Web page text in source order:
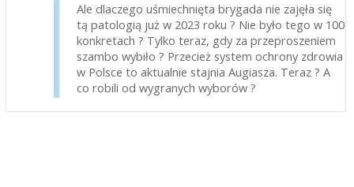
Ale dlaczego uśmiechnięta brygada nie zajęła się
tą patologią już w 2023 roku ? Nie było tego w 100
konkretach ? Tylko teraz, gdy za przeproszeniem
szambo wybiło ? Przecież system ochrony zdrowia
w Polsce to aktualnie stajnia Augiasza. Teraz ? A
co robili od wygranych wyborów ?